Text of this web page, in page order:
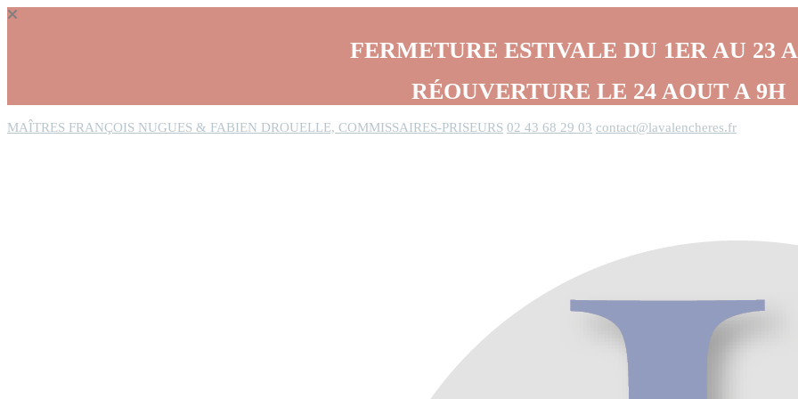
FERMETURE ESTIVALE DU 1ER AU 23
RÉOUVERTURE LE 24 AOUT A 9H
MAÎTRES FRANÇOIS NUGUES & FABIEN DROUELLE, COMMISSAIRES-PRISEURS 02 43 68 29 03 contact@lavalencheres.fr
Panneau de gestion des cookies